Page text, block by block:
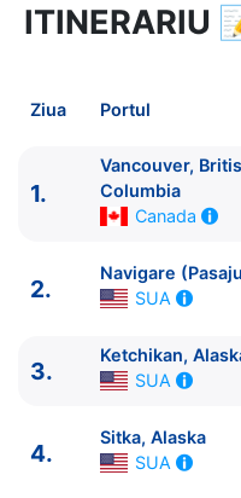
8 zile vacanta de
Plecare pe 03 Iul 2026
Sosire pe 10 Iul 2026in
Celebrity Cruises
ITINERARIU
Ziua Portul
1.
Vancouver,
Columbia
Canada
2.
Navigare
SUA
3.
Ketchikan,
SUA
4.
Sitka, Alaska
SUA